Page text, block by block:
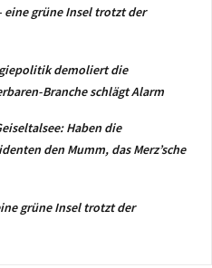
eine grüne Insel trotzt der
demoliert die
Branche schlägt Alarm
Haben die
den Mumm, das Merz’sche
grüne Insel trotzt der